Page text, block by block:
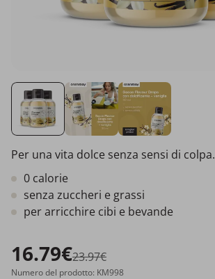
Per una vita dolce senza sensi di colpa.
0 calorie
senza zuccheri e grassi
per arricchire cibi e bevande
16.79€23.97€
Numero del prodotto: KM998